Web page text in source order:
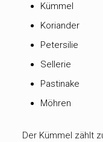
Kümmel
Koriander
Petersilie
Sellerie
Pastinake
Möhren
Der Kümmel zählt